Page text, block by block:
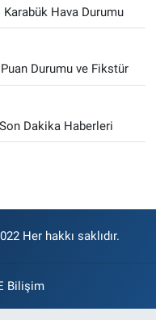
Karabük Hava Durumu
Puan Durumu ve Fikstür
Son Dakika Haberleri
Her hakkı saklıdır.
Bilişim